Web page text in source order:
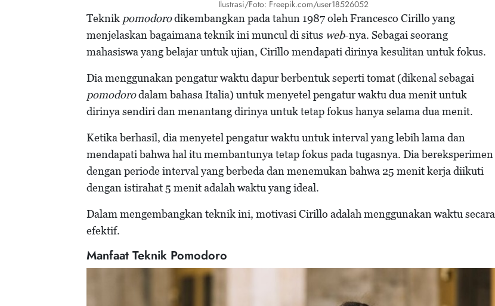
Ilustrasi/Foto: Freepik.com/user18526052
Teknik pomodorodikembangkan pada tahun 1987 oleh Francesco Cirillo yang
menjelaskan bagaimana teknik ini muncul di situs web-nya. Sebagai seorang
mahasiswa yang belajar untuk ujian, Cirillo mendapati dirinya kesulitan untuk fokus.
Dia menggunakan pengatur waktu dapur berbentuk seperti tomat (dikenal sebagai
pomodorodalam bahasa Italia) untuk menyetel pengatur waktu dua menit untuk
dirinya sendiri dan menantang dirinya untuk tetap fokus hanya selama dua menit.
Ketika berhasil, dia menyetel pengatur waktu untuk interval yang lebih lama dan
mendapati bahwa hal itu membantunya tetap fokus pada tugasnya. Dia bereksperimen
dengan periode interval yang berbeda dan menemukan bahwa 25 menit kerja diikuti
dengan istirahat 5 menit adalah waktu yang ideal.
Dalam mengembangkan teknik ini, motivasi Cirillo adalah menggunakan waktu secara
efektif.
Manfaat Teknik Pomodoro